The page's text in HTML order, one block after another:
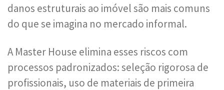
danos estruturais ao imóvel são mais comuns
do que se imagina no mercado informal.
A Master House elimina esses riscos com
processos padronizados: seleção rigorosa de
profissionais, uso de materiais de primeira